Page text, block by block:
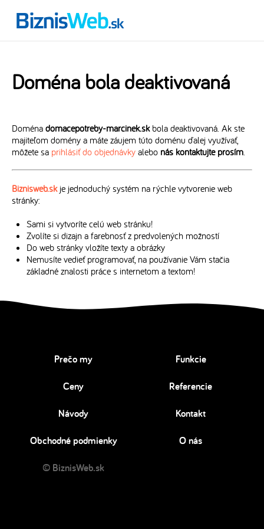
Doména bola deaktivovaná
Doména domacepotreby-marcinek.skbola deaktivovaná. Ak ste
majiteľom domény a máte záujem túto doménu ďalej využívať,
môžete sa prihlásiť do objednávky alebo nás kontaktujte prosím.
Biznisweb.skje jednoduchý systém na rýchle vytvorenie web
stránky:
Sami si vytvoríte celú web stránku!
Zvolíte si dizajn a farebnosť z predvolených možností
Do web stránky vložíte texty a obrázky
Nemusíte vedieť programovať, na používanie Vám stačia
základné znalosti práce s internetom a textom!
Prečo my Funkcie
Ceny Referencie
Návody Kontakt
Obchodné podmienky O nás
© BiznisWeb.sk